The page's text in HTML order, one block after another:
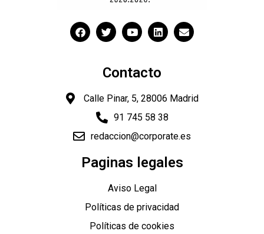
Contacto
Calle Pinar, 5, 28006 Madrid
91 745 58 38
redaccion@corporate.es
Paginas legales
Aviso Legal
Políticas de privacidad
Políticas de cookies